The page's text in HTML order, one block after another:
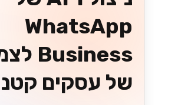
האם אתה מוכן לשינויים בחוקי
הישראלים בשנת 2026
המסחר האלקטרוני? גלה
חיוניות כדי לנווט בשינויים הללו
בשוק הדיגיטלי....